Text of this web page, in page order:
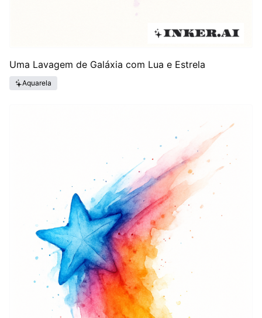
Uma Lavagem de Galáxia com Lua e Estrela
Aquarela